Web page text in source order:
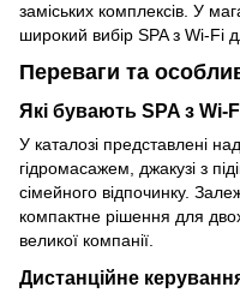
заміських комплексів. У
широкий вибір SPA з Wi-Fi
Переваги та
Які бувають SPA з Wi-
У каталозі представлені
гідромасажем, джакузі з
сімейного відпочинку.
компактне рішення для
великої компанії.
Дистанційне